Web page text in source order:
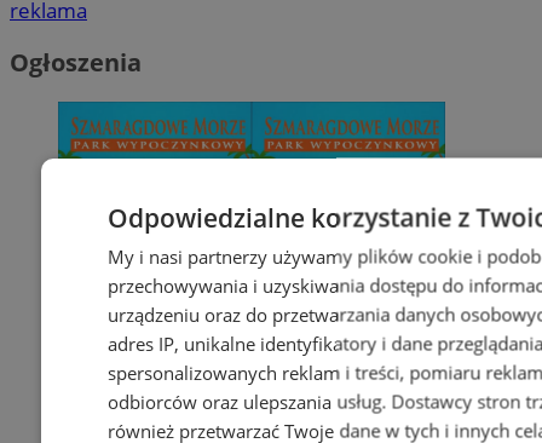
reklama
Ogłoszenia
Odpowiedzialne korzystanie z
My i nasi partnerzy używamy plików cookie i
przechowywania i uzyskiwania dostępu do
urządzeniu oraz do przetwarzania danych
adres IP, unikalne identyfikatory i dane
spersonalizowanych reklam i treści, pomiaru
odbiorców oraz ulepszania usług. Dostawcy stron
również przetwarzać Twoje dane w tych i innych